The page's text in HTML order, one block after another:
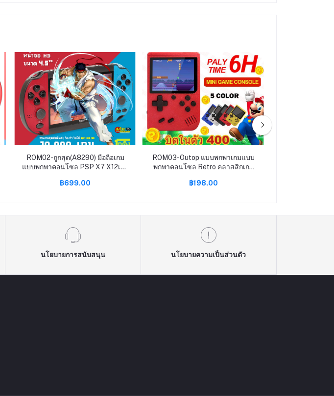
ROM02-ถูกสุด(A8290) มือถือเกม
แบบพกพาคอนโซล PSP X7 X12เกม
NES คิดถึงย้อนยุค fcgames MP5
฿699.00
ROM03-Outop แบบพกพาเกมแบบ
พกพาคอนโซล Retro คลาสสิกเกม
฿198.00
นโยบายการสนับสนุน นโยบายความเป็นส่วนตัว